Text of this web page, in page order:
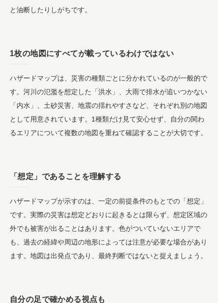
と油断したりしがちです。
1枚の地図にすべてが載っているわけではない
ハザードマップは、災害の種類ごとに分かれているのが一般的で
す。河川の氾濫を想定した「洪水」、大雨で排水が追いつかない
「内水」、土砂災害、地震の揺れやすさなど、それぞれ別の地図
として用意されています。1種類だけ見て安心せず、自分の関わ
るエリアについて複数の地図を重ねて確認することが大切です。
「想定」であることを理解する
ハザードマップが示すのは、一定の前提条件のもとでの「想定」
です。実際の災害は想定どおりに起きるとは限らず、想定区域の
外でも被害が出ることはあります。色がついていないエリアで
も、過去の経緯や周辺の地形によっては注意が必要な場合があり
ます。地図は出発点であり、最終判断ではないと捉えましょう。
自分の足で確かめる視点も